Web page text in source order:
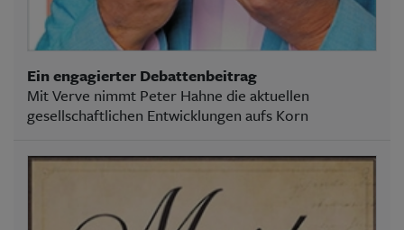
Ein engagierter Debattenbeitrag
Mit Verve nimmt Peter Hahne die aktuellen
gesellschaftlichen Entwicklungen aufs Korn